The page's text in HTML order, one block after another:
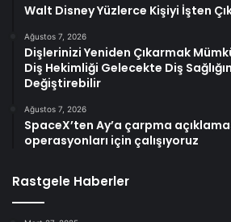
Walt Disney Yüzlerce Kişiyi İşten
Ağustos 7, 2026
Dişlerinizi Yeniden Çıkarmak
Diş Hekimliği Gelecekte Diş
Değiştirebilir
Ağustos 7, 2026
SpaceX’ten Ay’a çarpma
operasyonları için çalışıyoruz
Rastgele Haberler